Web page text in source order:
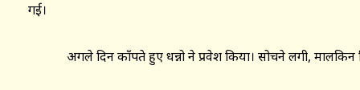
गई।
अगले दिन काँपते हुए धन्नो ने प्रवेश किया। सोचने लगी, मालकिन